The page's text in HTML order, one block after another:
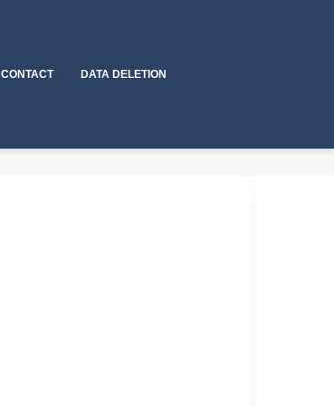
CONTACT DATA DELETION